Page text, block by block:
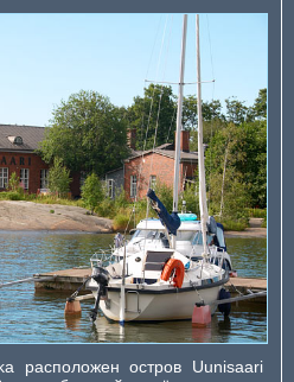
расположен остров Uunisaari